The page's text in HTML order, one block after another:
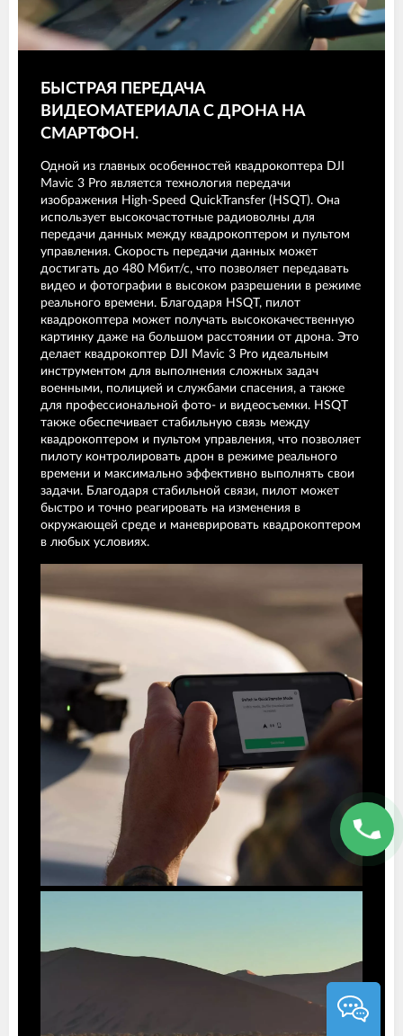
БЫСТРАЯ ПЕРЕДАЧА
ВИДЕОМАТЕРИАЛА С ДРОНА НА
СМАРТФОН.
Одной из главных особенностей квадрокоптера DJI
Mavic 3 Pro является технология передачи
изображения High-Speed QuickTransfer (HSQT). Она
использует высокочастотные радиоволны для
передачи данных между квадрокоптером и пультом
управления. Скорость передачи данных может
достигать до 480 Мбит/с, что позволяет передавать
видео и фотографии в высоком разрешении в режиме
реального времени. Благодаря HSQT, пилот
квадрокоптера может получать высококачественную
картинку даже на большом расстоянии от дрона. Это
делает квадрокоптер DJI Mavic 3 Pro идеальным
инструментом для выполнения сложных задач
военными, полицией и службами спасения, а также
для профессиональной фото- и видеосъемки. HSQT
также обеспечивает стабильную связь между
квадрокоптером и пультом управления, что позволяет
пилоту контролировать дрон в режиме реального
времени и максимально эффективно выполнять свои
задачи. Благодаря стабильной связи, пилот может
быстро и точно реагировать на изменения в
окружающей среде и маневрировать квадрокоптером
в любых условиях.